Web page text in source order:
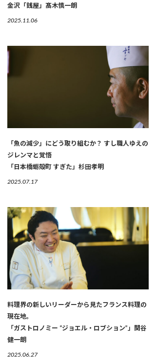
金沢「銭屋」髙木慎一朗
2025.11.06
「魚の減少」にどう取り組むか？ すし職人ゆえの
ジレンマと覚悟
「日本橋蛎殻町 すぎた」杉田孝明
2025.07.17
料理界の新しいリーダーから見たフランス料理の
現在地。
「ガストロノミー “ジョエル・ロブション”」関谷
健一朗
2025.06.27